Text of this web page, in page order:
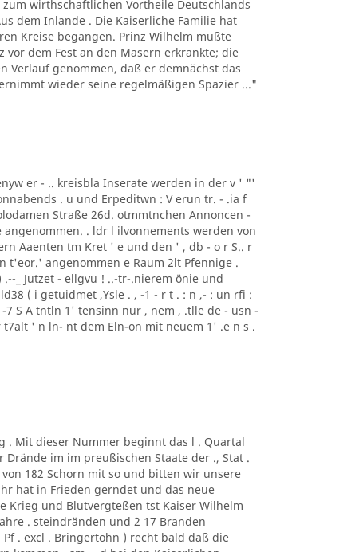
wirthschaftlichen Vortheile Deutschlands
dem Inlande . Die Kaiserliche Familie hat
Kreise begangen. Prinz Wilhelm mußte
dem Fest an den Masern erkrankte; die
Verlauf genommen, daß er demnächst das
wieder seine regelmäßigen Spazier ..."
er - .. kreisbla Inserate werden in der v ' "'
. u und Erpeditwn : V erun tr. - .ia f
Straße 26d. otmmtnchen Annoncen -
. ldr l ilvonnements werden von
Aaenten tm Kret ' e und den ' , db - o r S.. r
t'eor.' angenommen e Raum 2lt Pfennige .
_ Jutzet - ellgvu ! ..-tr-.nierem önie und
( i getuidmet ,Ysle . , -1 - r t . : n ,- : un rfi :
S A tntln 1' tensinn nur , nem , .tlle de - usn -
' n ln- nt dem Eln-on mit neuem 1' .e n s .
. Mit dieser Nummer beginnt das l . Quartal
im im preußischen Staate der ., Stat .
182 Schorn mit so und bitten wir unsere
hat in Frieden gerndet und das neue
Krieg und Blutvergteßen tst Kaiser Wilhelm
. steindränden und 2 17 Branden
. excl . Bringertohn ) recht bald daß die